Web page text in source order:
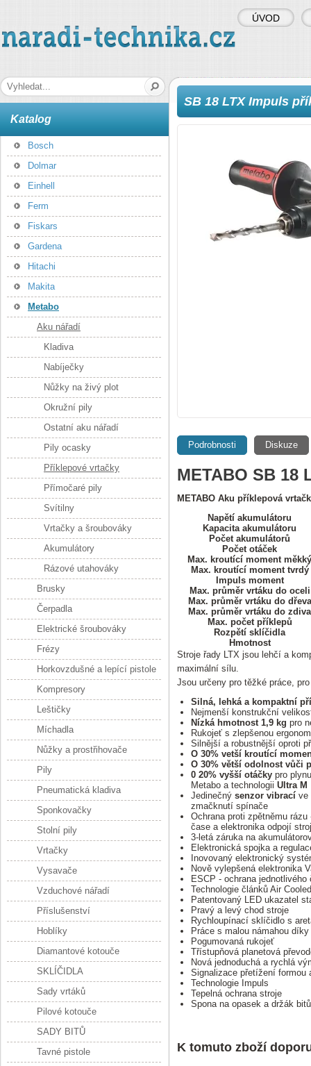
naradi-technika.cz
SB 18 LTX Impuls
Podrobnosti Diskuze
METABO SB 18
METABO Aku příklepová
Napětí akumulátoru
Kapacita akumulátoru
Počet akumulátorů
Počet otáček
Max. kroutící moment měkký
Max. kroutící moment tvrdý
Impuls moment
Max. průměr vrtáku do oceli
Max. průměr vrtáku do dřeva
Max. průměr vrtáku do zdiva
Max. počet příklepů
Rozpětí sklíčidla
Hmotnost
Stroje řady LTX jsou lehčí a
maximální sílu.
Jsou určeny pro těžké práce,
Silná, lehká a kompaktní
Nejmenší konstrukční
Nízká hmotnost 1,9 kg pro
Rukojeť s zlepšenou
Silnější a robustnější oproti
O 30% vetší kroutící
O 30% větší odolnost vůči
0 20% vyšší otáčky pro
Metabo a technologii Ultra M
Jedinečný senzor vibrací ve
zmačknutí spínače
Ochrana proti zpětněmu
čase a elektronika odpojí
3-letá záruka na
Elektronická spojka a
Inovovaný elektronický
Nově vylepšená elektronika
ESCP - ochrana
Technologie článků Air
Patentovaný LED ukazatel
Pravý a levý chod stroje
Rychloupínací sklíčidlo s
Práce s malou námahou
Pogumovaná rukojeť
Třístupňová planetová
Nová jednoduchá a rychlá
Signalizace přetížení formou
Technologie Impuls
Tepelná ochrana stroje
Spona na opasek a držák
K tomuto zboží
Katalog
Bosch
Dolmar
Einhell
Ferm
Fiskars
Gardena
Hitachi
Makita
Metabo
Aku nářadí
Kladiva
Nabíječky
Nůžky na živý plot
Okružní pily
Ostatní aku nářadí
Pily ocasky
Příklepové vrtačky
Přímočaré pily
Svítilny
Vrtačky a šroubováky
Akumulátory
Rázové utahováky
Brusky
Čerpadla
Elektrické šroubováky
Frézy
Horkovzdušné a lepící pistole
Kompresory
Leštičky
Míchadla
Nůžky a prostřihovače
Pily
Pneumatická kladiva
Sponkovačky
Stolní pily
Vrtačky
Vysavače
Vzduchové nářadí
Příslušenství
Hoblíky
Diamantové kotouče
SKLÍČIDLA
Sady vrtáků
Pilové kotouče
SADY BITŮ
Tavné pistole
ÚVOD
Hledaná fráze